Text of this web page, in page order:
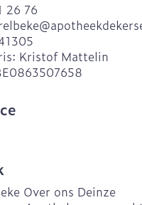
26 76
Kristof Mattelin
Over ons Deinze